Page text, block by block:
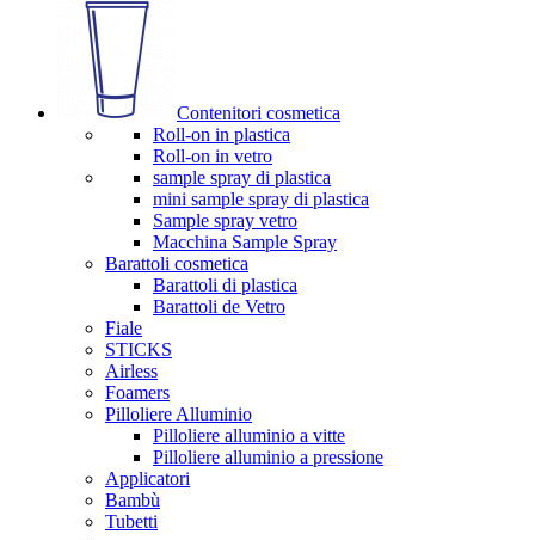
Contenitori cosmetica
Roll-on in plastica
Roll-on in vetro
sample spray di plastica
mini sample spray di plastica
Sample spray vetro
Macchina Sample Spray
Barattoli cosmetica
Barattoli di plastica
Barattoli de Vetro
Fiale
STICKS
Airless
Foamers
Pilloliere Alluminio
Pilloliere alluminio a vitte
Pilloliere alluminio a pressione
Applicatori
Bambù
Tubetti